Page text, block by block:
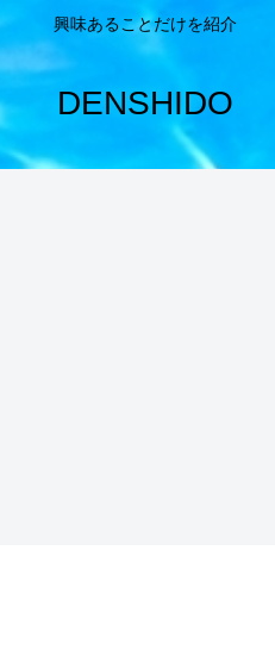
興味あることだけを紹介
DENSHIDO